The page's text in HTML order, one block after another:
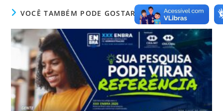
VOCÊ TAMBÉM PODE GOSTAR